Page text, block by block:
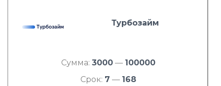
Турбозайм
Сумма: 3000— 100000
Срок: 7 — 168